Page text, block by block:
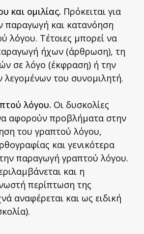
και ομιλίας. Πρόκειται για
παραγωγή και κατανόηση
λόγου. Τέτοιες μπορεί να
ήχων (άρθρωση), τη
σε λόγο (έκφραση) ή την
λεγομένων του συνομιλητή.
λόγου. Οι δυσκολίες
αφορούν προβλήματα στην
του γραπτού λόγου,
και γενικότερα
παραγωγή γραπτού λόγου.
και η
περίπτωση της
αναφέρεται και ως ειδική